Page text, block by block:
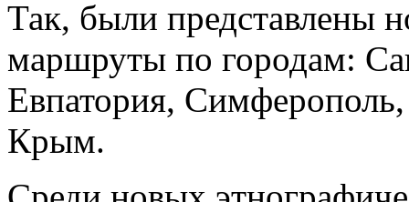
Так, были представлены
маршруты по городам:
Евпатория,
Крым.